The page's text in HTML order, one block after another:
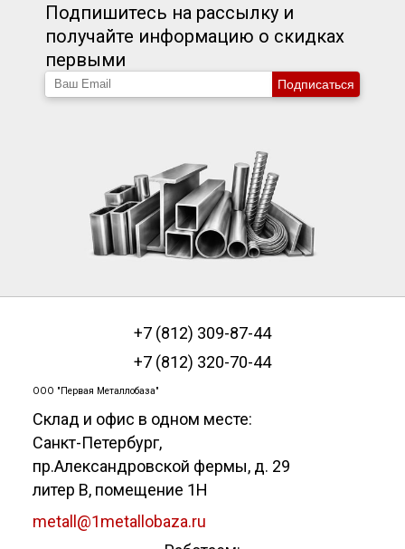
Подпишитесь на рассылку и
получайте информацию о скидках
первыми
Подписаться
+7 (812) 309-87-44
+7 (812) 320-70-44
ООО "Первая Металлобаза"
Склад и офис в одном месте:
Санкт-Петербург,
пр.Александровской фермы, д. 29
литер В, помещение 1Н
metall@1metallobaza.ru